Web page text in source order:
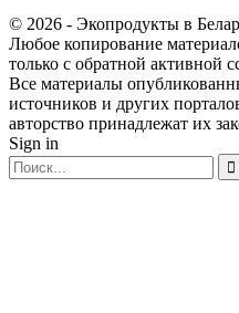
© 2026 - Экопродукты в
Любое копирование
только с обратной активной
Все материалы
источников и других
авторство принадлежат их
Sign in